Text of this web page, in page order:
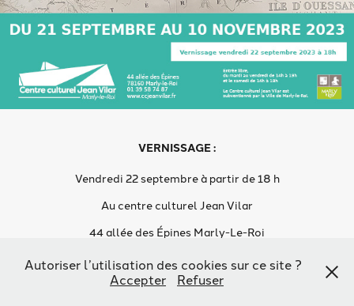
VERNISSAGE :
Vendredi 22 septembre à partir de 18 h
Au centre culturel Jean Vilar
44 allée des Épines Marly-Le-Roi
Retour en photos sur le voyage à Rome
Autoriser l’utilisation des cookies sur ce site ?
Accepter
Refuser